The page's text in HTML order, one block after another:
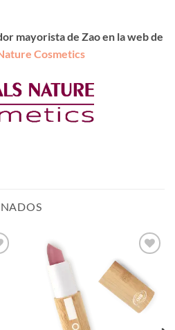
mayorista de Zao en la web de
Cosmetics
lista de
deseos